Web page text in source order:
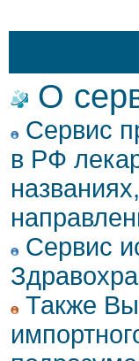
О
Сервис
в РФ
Сервис
Также